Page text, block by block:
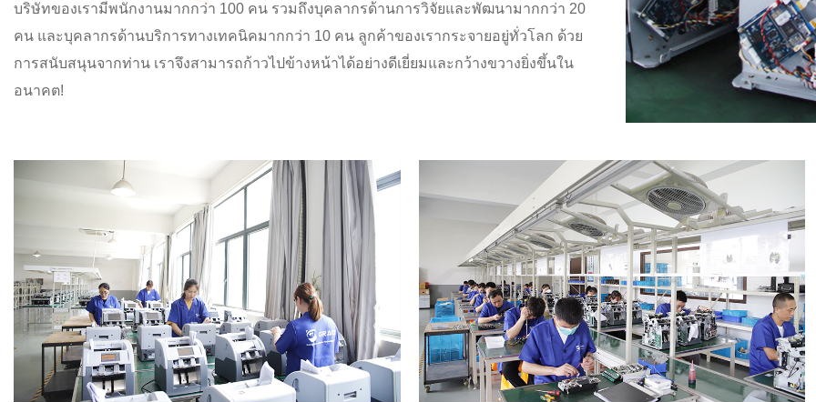
บริษัทของเรามีพนักงานมากกว่า 100 คน รวมถึงบุคลากรด้านการวิจัยและพัฒนามากกว่า 20
คน และบุคลากรด้านบริการทางเทคนิคมากกว่า 10 คน ลูกค้าของเรากระจายอยู่ทั่วโลก ด้วย
การสนับสนุนจากท่าน เราจึงสามารถก้าวไปข้างหน้าได้อย่างดีเยี่ยมและกว้างขวางยิ่งขึ้นใน
อนาคต!